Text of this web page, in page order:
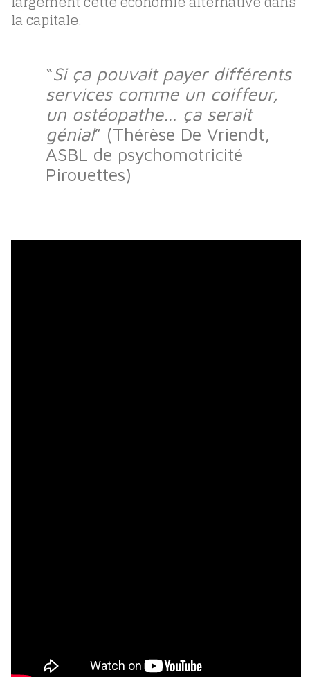
la capitale.
“Si ça pouvait payer différents
services comme un coiffeur,
un ostéopathe… ça serait
génial” (Thérèse De Vriendt,
ASBL de psychomotricité
Pirouettes)